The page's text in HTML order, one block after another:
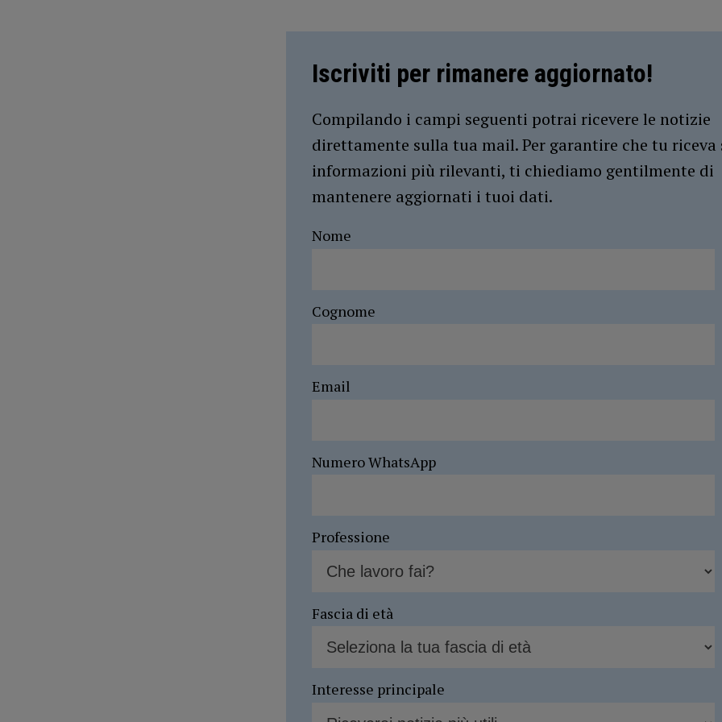
Iscriviti per rimanere aggiornato!
Compilando i campi seguenti potrai ricevere le notizie
direttamente sulla tua mail. Per garantire che tu riceva
informazioni più rilevanti, ti chiediamo gentilmente di
mantenere aggiornati i tuoi dati.
Nome
Cognome
Email
Numero WhatsApp
Professione
Fascia di età
Interesse principale